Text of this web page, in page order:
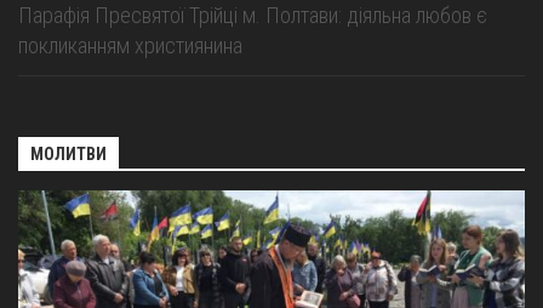
Парафія Пресвятої Трійці м. Полтави: діяльна любов є
покликанням християнина
МОЛИТВИ